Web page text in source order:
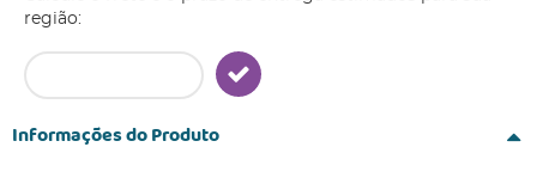
região:
Informações do Produto